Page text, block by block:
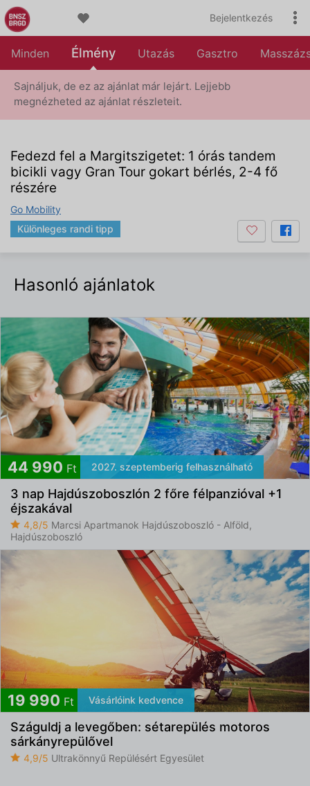
Bejelentkezés
Minden Élmény Utazás Gasztro
Sajnáljuk, de ez az ajánlat már lejárt. Lejjebb
megnézheted az ajánlat részleteit.
Fedezd fel a Margitszigetet: 1 órás tandem
bicikli vagy Gran Tour gokart bérlés, 2-4 fő
részére
Go Mobility
Különleges randi tipp
Hasonló ajánlatok
44 990 Ft 2027. szeptemberig felhasználható
3 nap Hajdúszoboszlón 2 főre félpanzióval +1
éjszakával
4,8/5 Marcsi Apartmanok Hajdúszoboszló - Alföld,
Hajdúszoboszló
19 990 Ft Vásárlóink kedvence
Száguldj a levegőben: sétarepülés motoros
sárkányrepülővel
4,9/5 Ultrakönnyű Repülésért Egyesület